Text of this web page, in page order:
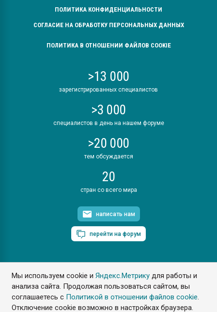
Мы используем cookie иЯндекс.Метрику для работы и
анализа сайта. Продолжая пользоваться сайтом, вы
соглашаетесь с Политикой в отношении файлов cookie.
Отключение cookie возможно в настройках браузера.
ПОЛИТИКА КОНФИДЕНЦИАЛЬНОСТИ
СОГЛАСИЕ НА ОБРАБОТКУ ПЕРСОНАЛЬНЫХ ДАННЫХ
ПОЛИТИКА В ОТНОШЕНИИ ФАЙЛОВ COOKIE
>13 000
зарегистрированных специалистов
>3 000
специалистов в день на нашем форуме
>20 000
тем обсуждается
20
стран со всего мира
написать нам
перейти на форум
ПластЭксперт © 2006. Все права защищены
Разрешается копирование материалов сайта с обязательной
ссылкой на www.e-plastic.ru
Разработка сайта